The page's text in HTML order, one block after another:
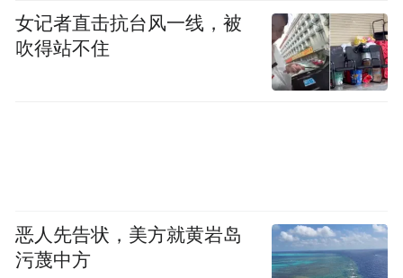
女记者直击抗台风一线，被
吹得站不住
恶人先告状，美方就黄岩岛
污蔑中方